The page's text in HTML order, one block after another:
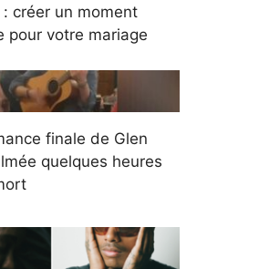
créer un moment
pour votre mariage
finale de Glen
quelques heures